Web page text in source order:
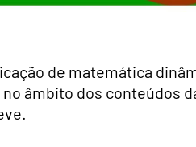
de matemática
âmbito dos conteúdos